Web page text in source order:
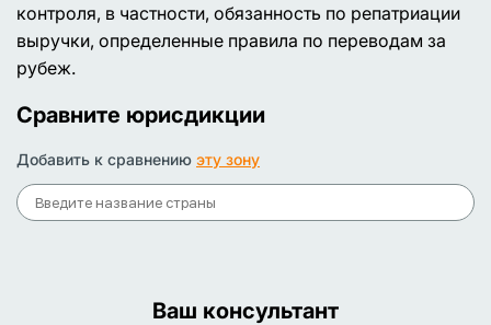
контроля, в частности, обязанность по репатриации
выручки, определенные правила по переводам за
рубеж.
Сравните юрисдикции
Добавить к сравнению эту зону
Ваш консультант